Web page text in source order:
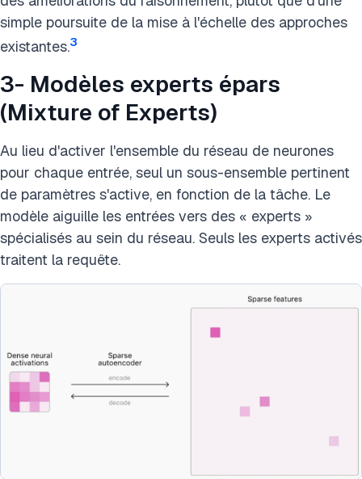
simple poursuite de la mise à l'échelle des approches
existantes.3
3- Modèles experts épars
(Mixture of Experts)
Au lieu d'activer l'ensemble du réseau de neurones
pour chaque entrée, seul un sous-ensemble pertinent
de paramètres s'active, en fonction de la tâche. Le
modèle aiguille les entrées vers des « experts »
spécialisés au sein du réseau. Seuls les experts activés
traitent la requête.